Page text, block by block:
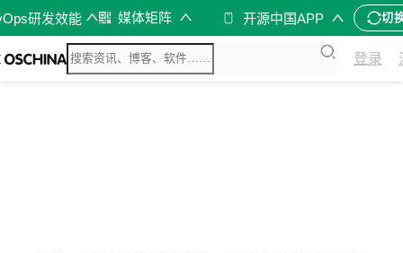
研发效能 媒体矩阵 开源中国APP 切
登录